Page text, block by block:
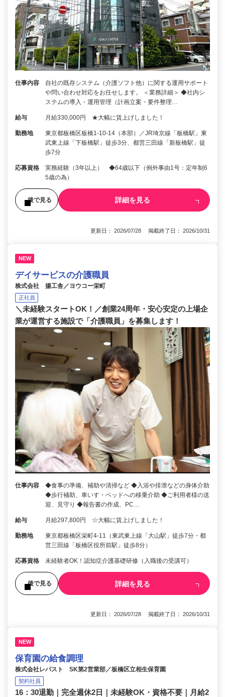
仕事内容
自社の既存システム（介護ソフト他）に関する運用サポート
や問い合わせ対応をお任せします。 ＜業務詳細＞ ◆社内シ
ステムの導入・運用管理（計画立案・要件整理…
給与 月給330,000円 ★大幅に賃上げしました！
勤務地
東京都板橋区板橋1-10-14（本部）／JR埼京線「板橋駅」東
武東上線「下板橋駅」徒歩3分、都営三田線「新板橋駅」徒
歩7分
応募資格
実務経験（3年以上） ◆64歳以下（例外事由1号：定年制6
5歳の為）
後で見る 詳細を見る
更新日： 2026/07/28 掲載終了日： 2026/10/31
NEW
デイサービスの介護職員
株式会社 揚工舎／ヨウコー栄町
正社員
＼未経験スタートOK！／創業24周年・安心安定の上場企
業が運営する施設で「介護職員」を募集します！
仕事内容
◆食事の準備、補助や清掃など ◆入浴や排泄などの身体介助
◆歩行補助、車いす・ベッドへの移乗介助 ◆ご利用者様の送
迎、見守り ◆報告書の作成、PC…
給与 月給297,800円 ☆大幅に賃上げしました！
勤務地
東京都板橋区栄町4-11（東武東上線「大山駅」徒歩7分・都
営三田線「板橋区役所前駅」徒歩8分）
応募資格 未経験者OK！認知症介護基礎研修（入職後の受講可）
後で見る 詳細を見る
更新日： 2026/07/28 掲載終了日： 2026/10/31
NEW
保育園の給食調理
株式会社レパスト SK第2営業部／板橋区立相生保育園
契約社員
16：30退勤｜完全週休2日｜未経験OK・資格不要｜月給2